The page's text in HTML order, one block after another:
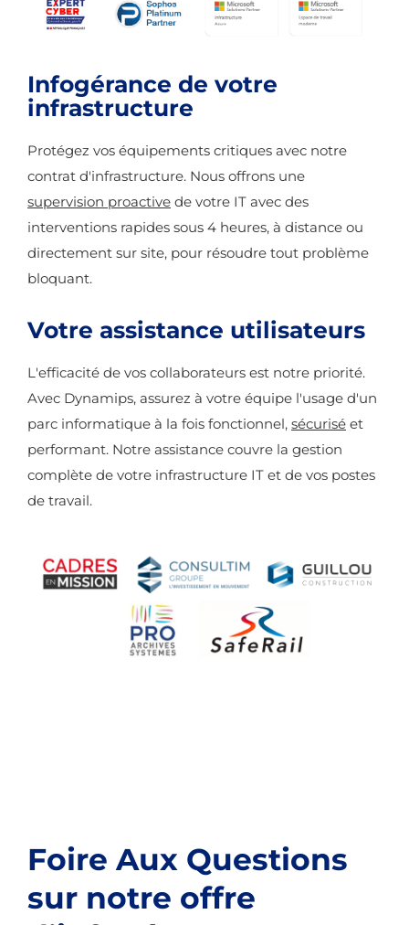
Infogérance de votre
infrastructure
Protégez vos équipements critiques avec notre
contrat d'infrastructure. Nous offrons une
supervision proactive de votre IT avec des
interventions rapides sous 4 heures, à distance ou
directement sur site, pour résoudre tout problème
bloquant.
Votre assistance utilisateurs
L'efficacité de vos collaborateurs est notre priorité.
Avec Dynamips, assurez à votre équipe l'usage d'un
parc informatique à la fois fonctionnel, sécurisé et
performant. Notre assistance couvre la gestion
complète de votre infrastructure IT et de vos postes
de travail.
Foire Aux Questions
sur notre offre